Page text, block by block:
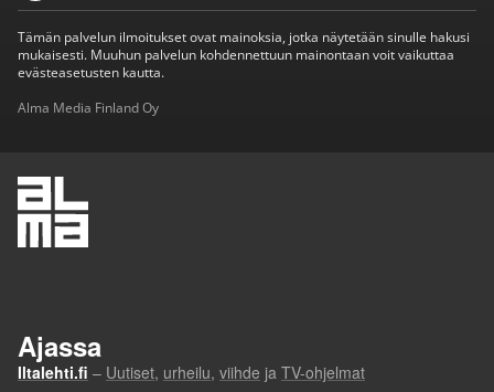
Tämän palvelun ilmoitukset ovat mainoksia, jotka näytetään sinulle hakusi
mukaisesti. Muuhun palvelun kohdennettuun mainontaan voit vaikuttaa
evästeasetusten kautta.
Alma Media Finland Oy